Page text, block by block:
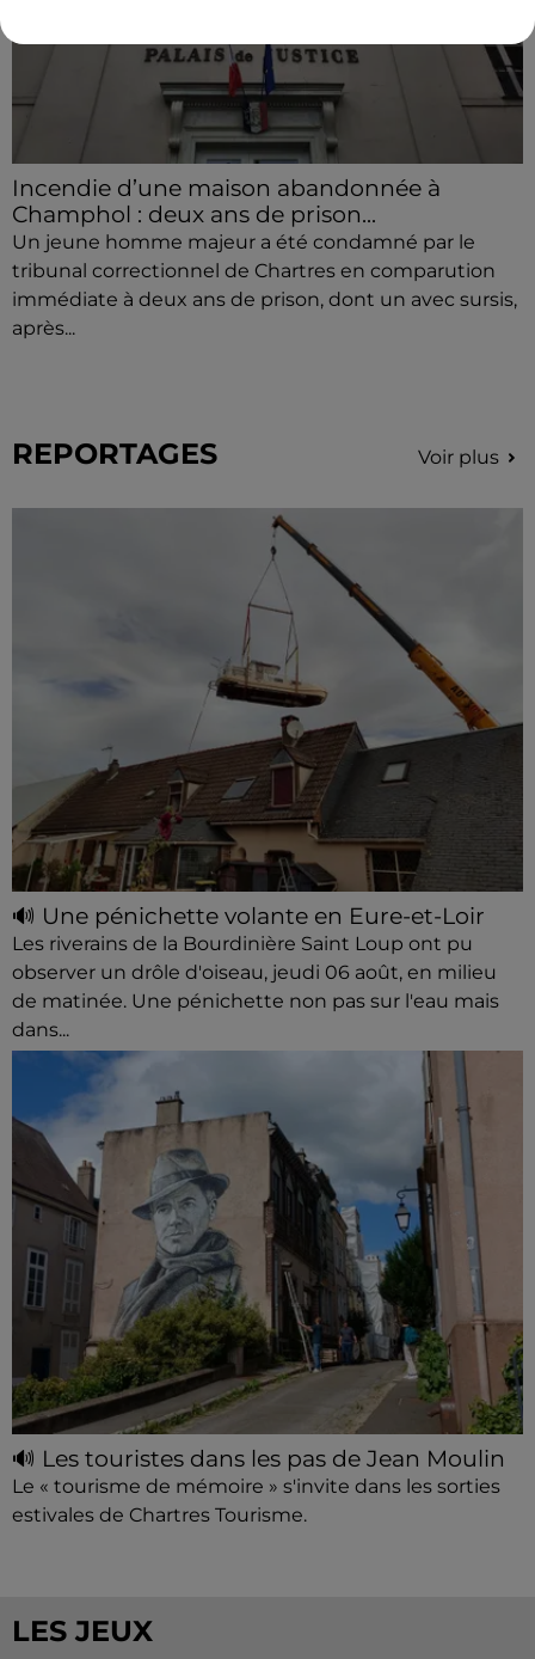
Incendie d’une maison abandonnée à
Champhol : deux ans de prison...
Un jeune homme majeur a été condamné par le
tribunal correctionnel de Chartres en comparution
immédiate à deux ans de prison, dont un avec sursis,
après...
REPORTAGES Voir plus
🔊 Une pénichette volante en Eure-et-Loir
Les riverains de la Bourdinière Saint Loup ont pu
observer un drôle d'oiseau, jeudi 06 août, en milieu
de matinée. Une pénichette non pas sur l'eau mais
dans...
🔊 Les touristes dans les pas de Jean Moulin
Le « tourisme de mémoire » s'invite dans les sorties
estivales de Chartres Tourisme.
LES JEUX